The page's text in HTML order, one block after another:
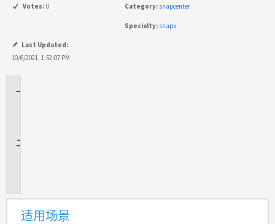
Votes: 0 Category: snapcenter
Specialty: snapx
Last Updated:
10/6/2021, 1:52:07 PM
适用场景